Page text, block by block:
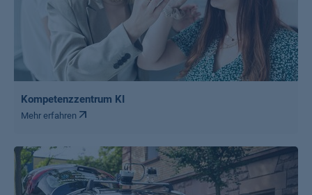
Kompetenzzentrum KI
Mehr erfahren